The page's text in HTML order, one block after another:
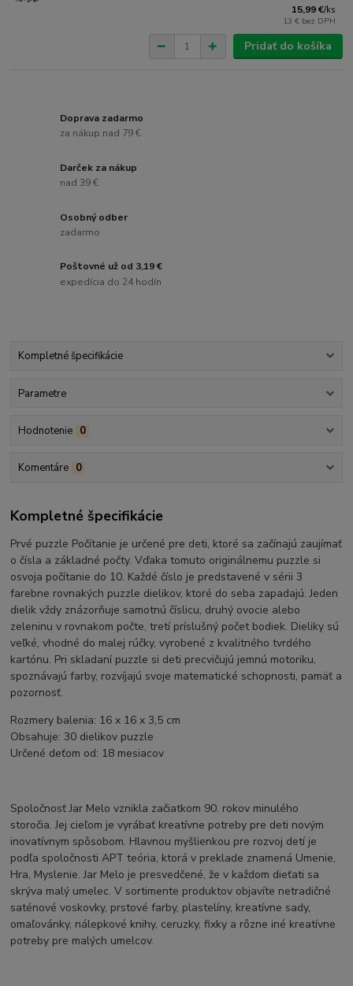
15,99 €/ks
13 € bez DPH
Pridať do košíka
Doprava zadarmo
za nákup nad 79 €
Darček za nákup
nad 39 €
Osobný odber
zadarmo
Poštovné už od 3,19 €
expedícia do 24 hodín
Kompletné špecifikácie
Parametre
Hodnotenie 0
Komentáre 0
Kompletné špecifikácie
Prvé puzzle Počítanie je určené pre deti, ktoré sa začínajú zaujímať
o čísla a základné počty. Vďaka tomuto originálnemu puzzle si
osvoja počítanie do 10. Každé číslo je predstavené v sérii 3
farebne rovnakých puzzle dielikov, ktoré do seba zapadajú. Jeden
dielik vždy znázorňuje samotnú číslicu, druhý ovocie alebo
zeleninu v rovnakom počte, tretí príslušný počet bodiek. Dieliky sú
veľké, vhodné do malej rúčky, vyrobené z kvalitného tvrdého
kartónu. Pri skladaní puzzle si deti precvičujú jemnú motoriku,
spoznávajú farby, rozvíjajú svoje matematické schopnosti, pamäť a
pozornosť.
Rozmery balenia: 16 x 16 x 3,5 cm
Obsahuje: 30 dielikov puzzle
Určené deťom od: 18 mesiacov
Spoločnosť Jar Melo vznikla začiatkom 90. rokov minulého
storočia. Jej cieľom je vyrábať kreatívne potreby pre deti novým
inovatívnym spôsobom. Hlavnou myšlienkou pre rozvoj detí je
podľa spoločnosti APT teória, ktorá v preklade znamená Umenie,
Hra, Myslenie. Jar Melo je presvedčené, že v každom dieťati sa
skrýva malý umelec. V sortimente produktov objavíte netradičné
saténové voskovky, prstové farby, plastelíny, kreatívne sady,
omaľovánky, nálepkové knihy, ceruzky, fixky a rôzne iné kreatívne
potreby pre malých umelcov.